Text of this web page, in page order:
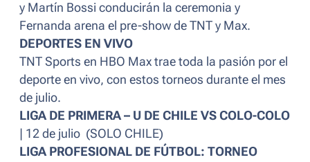
y Martín Bossi conducirán la ceremonia y
Fernanda arena el pre-show de TNT y Max.
DEPORTES EN VIVO
TNT Sports en HBO Max trae toda la pasión por el
deporte en vivo, con estos torneos durante el mes
de julio.
LIGA DE PRIMERA – U DE CHILE VS COLO-COLO
| 12 de julio (SOLO CHILE)
LIGA PROFESIONAL DE FÚTBOL: TORNEO